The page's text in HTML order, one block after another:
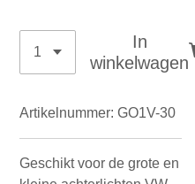
In
winkelwagen
Artikelnummer: GO1V-30
Geschikt voor de grote en